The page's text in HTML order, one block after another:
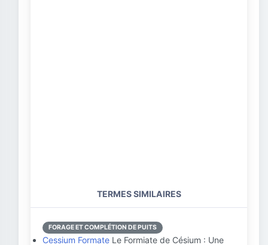
TERMES SIMILAIRES
FORAGE ET COMPLÉTION DE PUITS
Cessium Formate Le Formiate de Césium : Une